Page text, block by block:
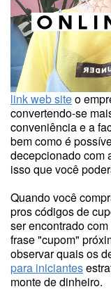
link web siteo
convertendo-se
conveniência e a
bem como é
decepcionado com
isso que você
Quando você
pros códigos de
ser encontrado
frase "cupom"
observar quais os
para iniciantes
monte de dinheiro.